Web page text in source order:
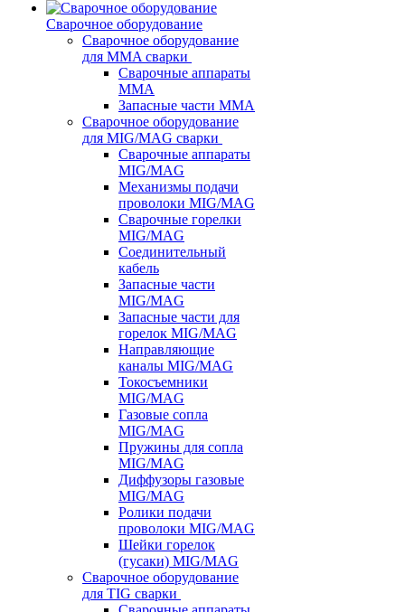
Сварочное оборудование
Сварочное оборудование
для MMA сварки
Сварочные аппараты
MMA
Запасные части MMA
Сварочное оборудование
для MIG/MAG сварки
Сварочные аппараты
MIG/MAG
Механизмы подачи
проволоки MIG/MAG
Сварочные горелки
MIG/MAG
Соединительный
кабель
Запасные части
MIG/MAG
Запасные части для
горелок MIG/MAG
Направляющие
каналы MIG/MAG
Токосъемники
MIG/MAG
Газовые сопла
MIG/MAG
Пружины для сопла
MIG/MAG
Диффузоры газовые
MIG/MAG
Ролики подачи
проволоки MIG/MAG
Шейки горелок
(гусаки) MIG/MAG
Сварочное оборудование
для TIG сварки